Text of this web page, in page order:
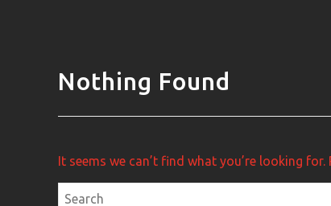
Nothing Found
It seems we can’t find what you’re looking for.